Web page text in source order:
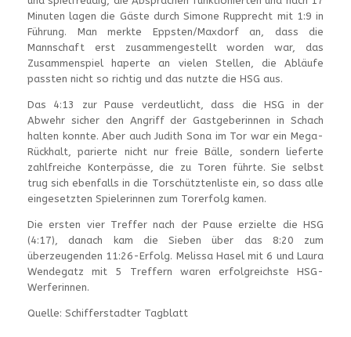
Minuten lagen die Gäste durch Simone Rupprecht mit 1:9 in
Führung. Man merkte Eppsten/Maxdorf an, dass die
Mannschaft erst zusammengestellt worden war, das
Zusammenspiel haperte an vielen Stellen, die Abläufe
passten nicht so richtig und das nutzte die HSG aus.
Das 4:13 zur Pause verdeutlicht, dass die HSG in der
Abwehr sicher den Angriff der Gastgeberinnen in Schach
halten konnte. Aber auch Judith Sona im Tor war ein Mega-
Rückhalt, parierte nicht nur freie Bälle, sondern lieferte
zahlfreiche Konterpässe, die zu Toren führte. Sie selbst
trug sich ebenfalls in die Torschütztenliste ein, so dass alle
eingesetzten Spielerinnen zum Torerfolg kamen.
Die ersten vier Treffer nach der Pause erzielte die HSG
(4:17), danach kam die Sieben über das 8:20 zum
überzeugenden 11:26-Erfolg. Melissa Hasel mit 6 und Laura
Wendegatz mit 5 Treffern waren erfolgreichste HSG-
Werferinnen.
Quelle: Schifferstadter Tagblatt